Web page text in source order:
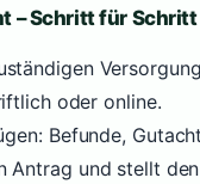
– Schritt für Schritt
oder online.
Befunde,
Antrag und stellt